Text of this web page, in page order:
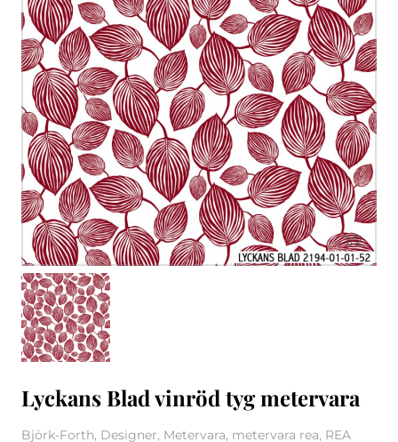
1/2
Lyckans Blad vinröd tyg metervara
Björk-Forth, Designer, Metervara, metervara rea, REA